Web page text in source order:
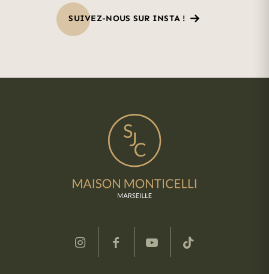
SUIVEZ-NOUS SUR INSTA !